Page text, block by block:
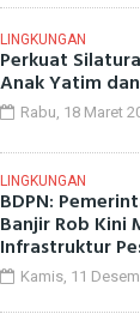
LINGKUNGAN
Perkuat
Anak Yatim
Rabu, 18 Maret
LINGKUNGAN
BDPN:
Banjir Rob Kini
Infrastruktur
Kamis, 11